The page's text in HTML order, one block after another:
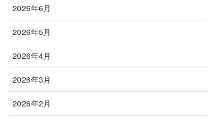
2026年6月
2026年5月
2026年4月
2026年3月
2026年2月